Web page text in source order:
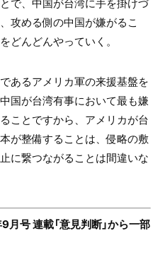
攻める側の中国が嫌がるこ
どんどんやっていく。
あるアメリカ軍の来援基盤を
国が台湾有事において最も嫌
ことですから、アメリカが台
が整備することは、侵略の敷
に繋つながることは間違いな
月号 連載「意見判断」から一部